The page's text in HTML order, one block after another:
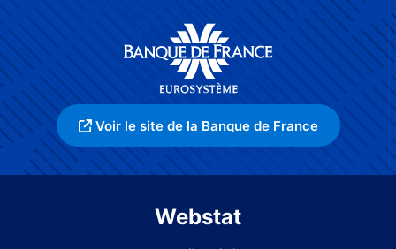
Voir le site de la Banque de France
Webstat